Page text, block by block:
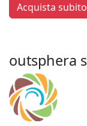
Acquista subito
outsphera